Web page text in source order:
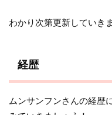
わかり次第更新していき
経歴
ムンサンフンさんの経歴